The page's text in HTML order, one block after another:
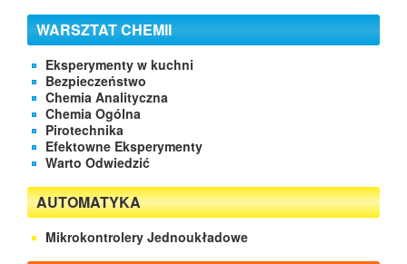
WARSZTAT CHEMII
Eksperymenty w kuchni
Bezpieczeństwo
Chemia Analityczna
Chemia Ogólna
Pirotechnika
Efektowne Eksperymenty
Warto Odwiedzić
AUTOMATYKA
Mikrokontrolery Jednoukładowe